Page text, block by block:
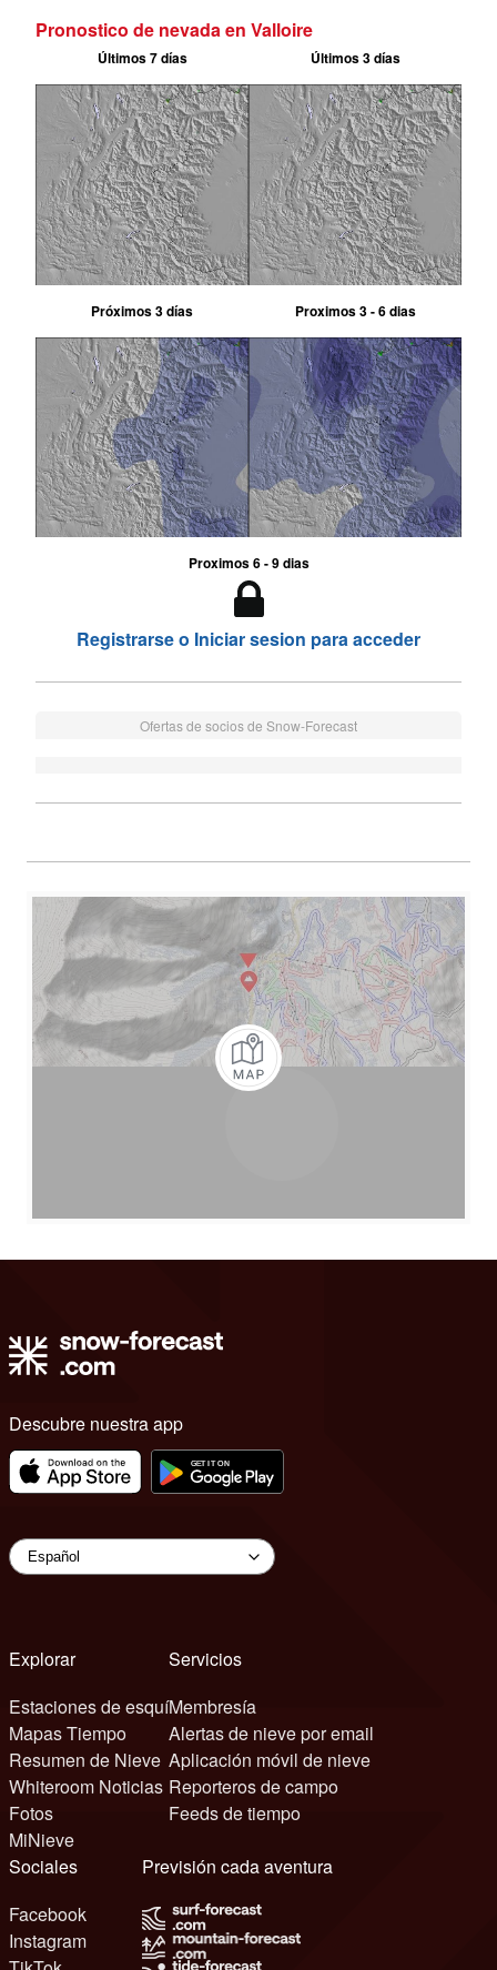
Pronostico de nevada en Valloire
Últimos 7 días Últimos 3 días
Próximos 3 días Proximos 3 - 6 dias
Proximos 6 - 9 dias
Registrarse o Iniciar sesion para acceder
Ofertas de socios de Snow-Forecast
Descubre nuestra app
Explorar
Estaciones de esquí
Mapas Tiempo
Resumen de Nieve
Whiteroom Noticias
Fotos
MiNieve
Servicios
Membresía
Alertas de nieve por email
Aplicación móvil de nieve
Reporteros de campo
Feeds de tiempo
Sociales
Facebook
Instagram
Previsión cada aventura